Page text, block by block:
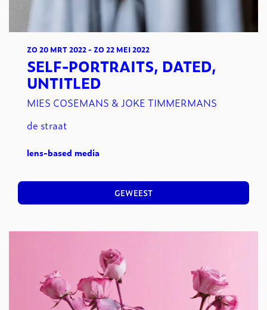
SELF-PORTRAITS, DATED,
UNTITLED
MIES COSEMANS & JOKE TIMMERMANS
ZO 20 MRT 2022- ZO 22 MEI 2022
de straat
lens-based media
GEWEEST